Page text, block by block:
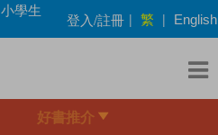
小學生
登入/註冊 | 繁 | English
好書推介